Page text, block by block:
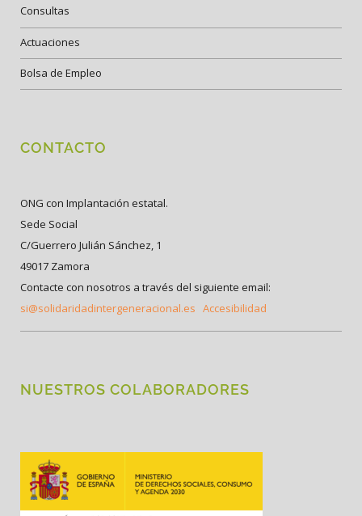
Consultas
Actuaciones
Bolsa de Empleo
CONTACTO
ONG con Implantación estatal.
Sede Social
C/Guerrero Julián Sánchez, 1
49017 Zamora
Contacte con nosotros a través del siguiente email:
si@solidaridadintergeneracional.es Accesibilidad
NUESTROS COLABORADORES